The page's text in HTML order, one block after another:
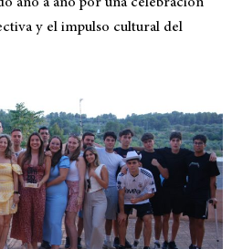
año a año por una celebración
y el impulso cultural del